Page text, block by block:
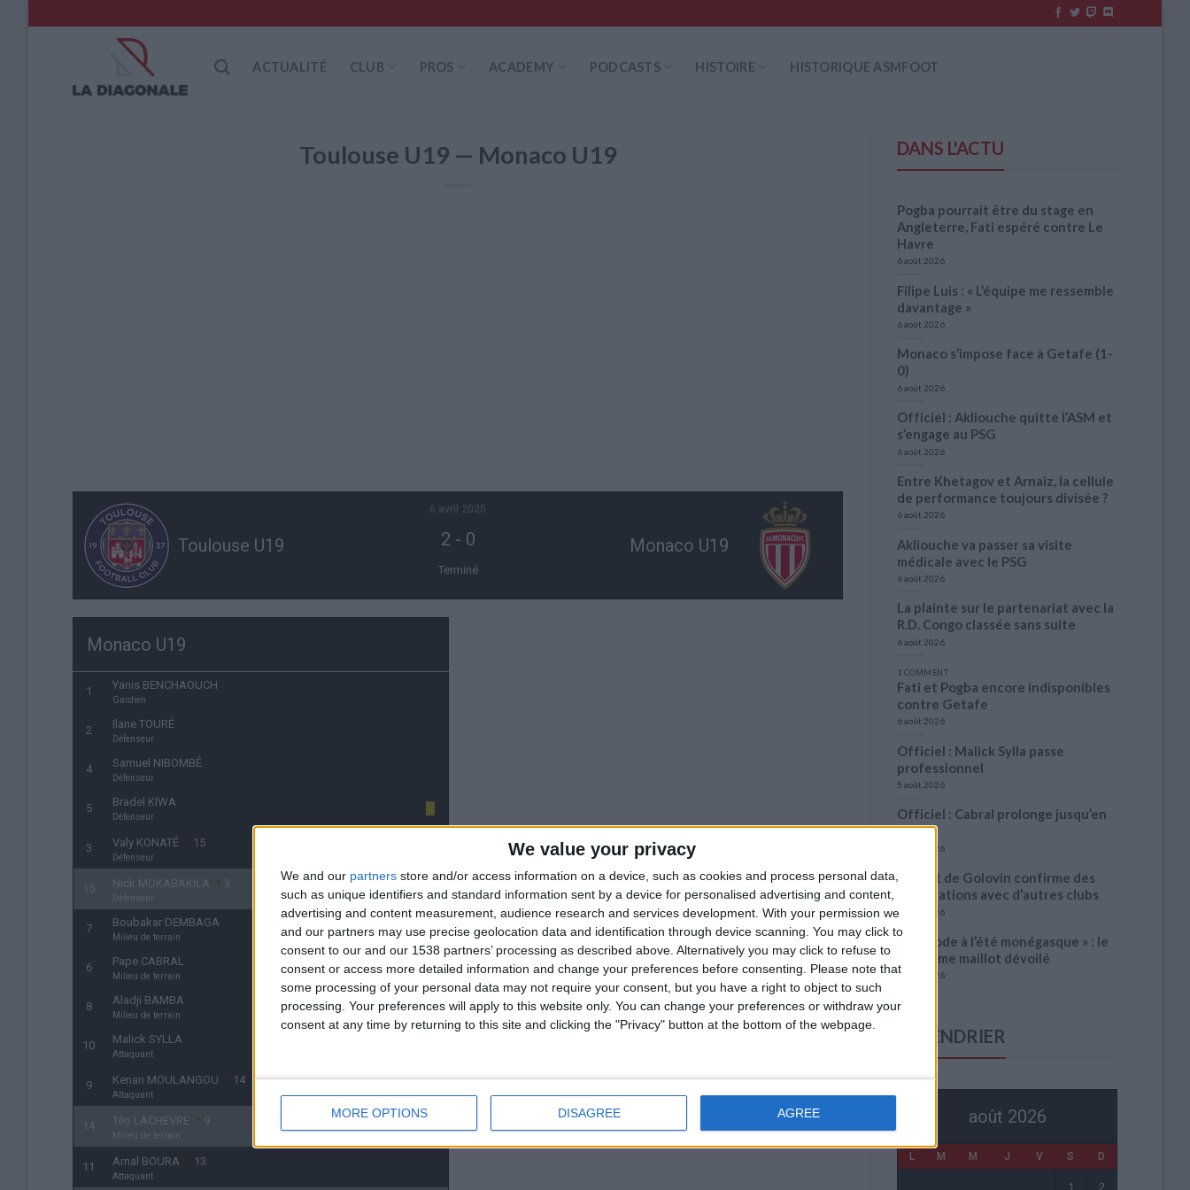
We value your privacy
We and our partners store and/or access information on a device, such as cookies and process personal data,
such as unique identifiers and standard information sent by a device for personalised advertising and content,
advertising and content measurement, audience research and services development. With your permission we
and our partners may use precise geolocation data and identification through device scanning. You may click to
consent to our and our 1538 partners’ processing as described above. Alternatively you may click to refuse to
consent or access more detailed information and change your preferences before consenting.
Please note that
some processing of your personal data may not require your consent, but you have a right to object to such
processing. Your preferences will apply to this website only. You can change your preferences or withdraw your
consent at any time by returning to this site and clicking the "Privacy" button at the bottom of the webpage.
MORE OPTIONS DISAGREE AGREE
to
ACTUALITÉ CLUB PROS ACADEMY PODCASTS HISTOIRE HISTORIQUE ASMFOOT
Toulouse U19 — Monaco U19
Toulouse U19 Monaco U19
6 avril 2025
2 - 0
Terminé
Monaco U19
1 Yanis BENCHAOUCH
Gardien
2 Ilane TOURÉ
Défenseur
4 Samuel NIBOMBÉ
Défenseur
5 Bradel KIWA
Défenseur
3 Valy KONATÉ 15
Défenseur
15 Nick MOKABAKILA 3
Défenseur
7 Boubakar DEMBAGA
Milieu de terrain
6 Pape CABRAL
Milieu de terrain
8 Aladji BAMBA
Milieu de terrain
10 Malick SYLLA
Attaquant
9 Kenan MOULANGOU 14
Attaquant
14 Téo LACHEVRE 9
Milieu de terrain
11 Amal BOURA 13
Attaquant
DANS L'ACTU
Pogba pourrait être du stage en
Angleterre, Fati espéré contre Le
Havre
6 août 2026
Filipe Luis : « L’équipe me ressemble
davantage »
6 août 2026
Monaco s’impose face à Getafe (1-
0)
6 août 2026
Officiel : Akliouche quitte l’ASM et
s’engage au PSG
6 août 2026
Entre Khetagov et Arnaiz, la cellule
de performance toujours divisée ?
6 août 2026
Akliouche va passer sa visite
médicale avec le PSG
6 août 2026
La plainte sur le partenariat avec la
R.D. Congo classée sans suite
6 août 2026
1 COMMENT
Fati et Pogba encore indisponibles
contre Getafe
6 août 2026
Officiel : Malick Sylla passe
professionnel
5 août 2026
Officiel : Cabral prolonge jusqu’en
2031
5 août 2026
L’agent de Golovin confirme des
négociations avec d’autres clubs
4 août 2026
« Une ode à l’été monégasque » : le
troisième maillot dévoilé
4 août 2026
CALENDRIER
août 2026
L M M J V S D
1 2